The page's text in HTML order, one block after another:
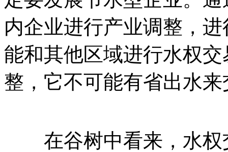
内企业进行产业调整，
能和其他区域进行水权
整，它不可能有省出水来
在谷树中看来，水权